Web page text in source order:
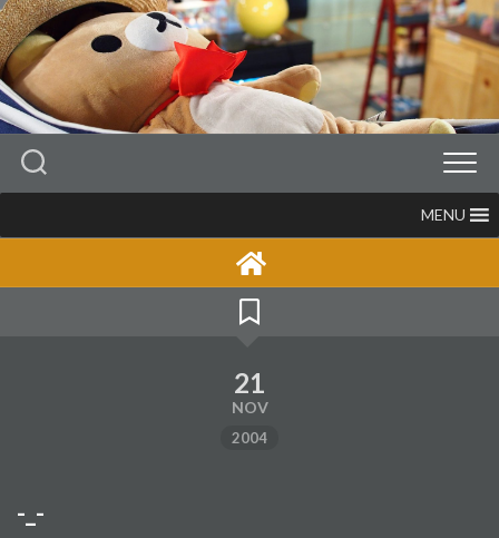
Skip
to
content
MENU
21
NOV
2004
-_-